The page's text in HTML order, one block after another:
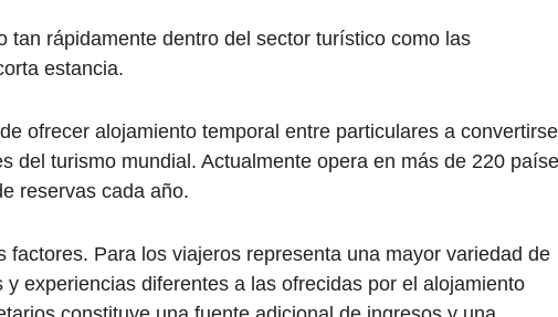
tan rápidamente dentro del sector turístico como las
estancia.
ofrecer alojamiento temporal entre particulares a convertirse
del turismo mundial. Actualmente opera en más de 220
reservas cada año.
factores. Para los viajeros representa una mayor variedad de
experiencias diferentes a las ofrecidas por el alojamiento